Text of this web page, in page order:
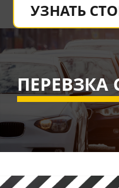
УЗНАТЬ
ПЕРЕВЗКА